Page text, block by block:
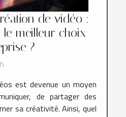
de vidéo :
meilleur choix
?
est devenue un moyen
de partager des
sa créativité. Ainsi, quel